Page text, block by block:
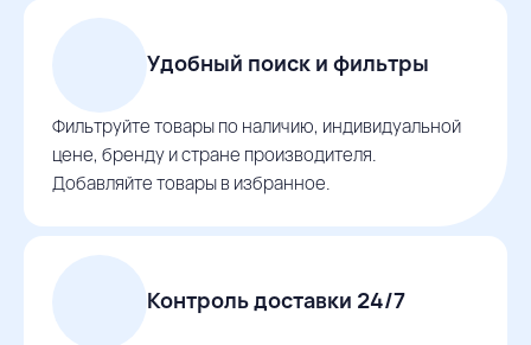
Удобный поиск и фильтры
Фильтруйте товары по наличию, индивидуальной
цене, бренду и стране производителя.
Добавляйте товары в избранное.
Контроль доставки 24/7